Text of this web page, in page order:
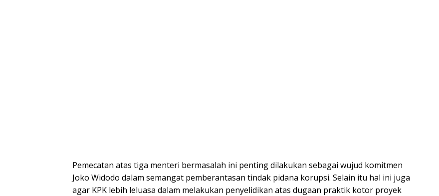
Pemecatan atas tiga menteri bermasalah ini penting dilakukan sebagai wujud komitmen
Joko Widodo dalam semangat pemberantasan tindak pidana korupsi. Selain itu hal ini juga
agar KPK lebih leluasa dalam melakukan penyelidikan atas dugaan praktik kotor proyek